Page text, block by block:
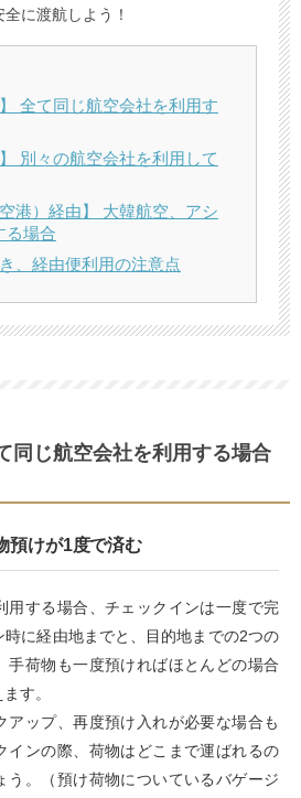
に渡航しよう！
全て同じ航空会社を利用す
別々の航空会社を利用して
港）経由】 大韓航空、アシ
る場合
、経由便利用の注意点
同じ航空会社を利用する場合
預けが1度で済む
用する場合、チェックインは一度で完
に経由地までと、目的地までの2つの
手荷物も一度預ければほとんどの場合
す。
ップ、再度預け入れが必要な場合も
インの際、荷物はどこまで運ばれるの
う。（預け荷物についているバゲージ